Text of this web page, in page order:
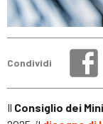
Condividi
Il Consiglio dei